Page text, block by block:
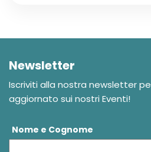
Newsletter
Iscriviti alla nostra newsletter
aggiornato sui nostri Eventi!
Nome e Cognome